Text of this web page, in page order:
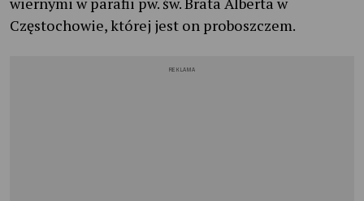
Częstochowie, której jest on proboszczem.
REKLAMA